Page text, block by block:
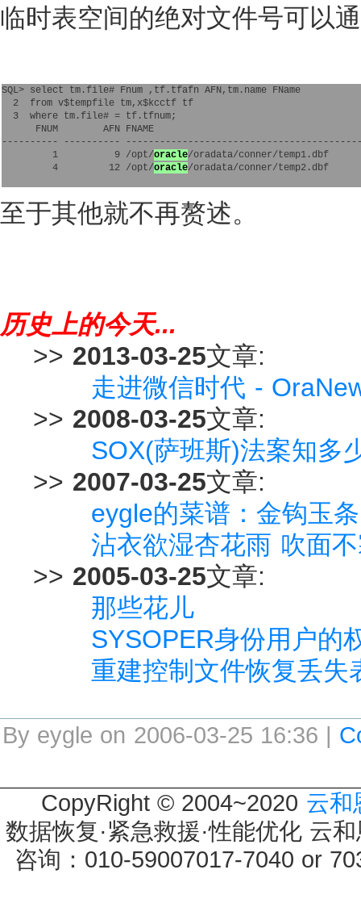
临时表空间的绝对文件号可以
SQL> select tm.file# Fnum ,tf.tfafn AFN,tm.name FName
2  from v$tempfile tm,x$kcctf tf
3  where tm.file# = tf.tfnum;
FNUM        AFN FNAME
---------- ----------
1          9 /opt/oracle/oradata/conner/temp1.dbf
4         12 /opt/oracle/oradata/conner/temp2.dbf
至于其他就不再赘述。
历史上的今天...
>> 2013-03-25文章:
走进微信时代 -
>> 2008-03-25文章:
SOX(萨班斯)法案知多
>> 2007-03-25文章:
eygle的菜谱：金钩玉条
沾衣欲湿杏花雨 吹面
>> 2005-03-25文章:
那些花儿
SYSOPER身份用户的
重建控制文件恢复丢失
By eygle on 2006-03-25 16:36 |
CopyRight © 2004~2020 云和
数据恢复·紧急救援·性能优化 云
咨询：010-59007017-7040 or